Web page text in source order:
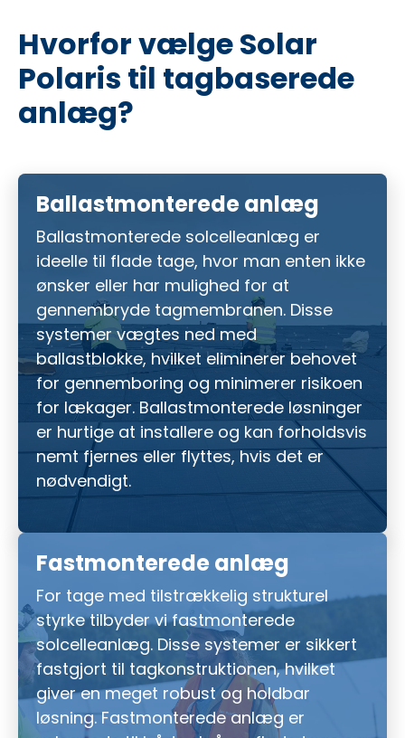
Hvorfor vælge Solar
Polaris til tagbaserede
anlæg?
Ballastmonterede anlæg
Ballastmonterede solcelleanlæg er
ideelle til flade tage, hvor man enten ikke
ønsker eller har mulighed for at
gennembryde tagmembranen. Disse
systemer vægtes ned med
ballastblokke, hvilket eliminerer behovet
for gennemboring og minimerer risikoen
for lækager. Ballastmonterede løsninger
er hurtige at installere og kan forholdsvis
nemt fjernes eller flyttes, hvis det er
nødvendigt.
Fastmonterede anlæg
For tage med tilstrækkelig strukturel
styrke tilbyder vi fastmonterede
solcelleanlæg. Disse systemer er sikkert
fastgjort til tagkonstruktionen, hvilket
giver en meget robust og holdbar
løsning. Fastmonterede anlæg er